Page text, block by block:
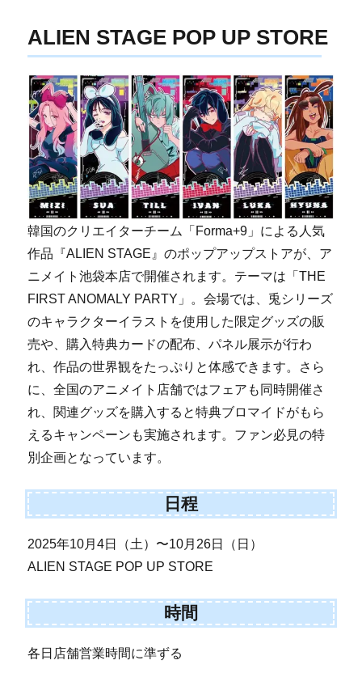
ALIEN STAGE POP UP STORE
韓国のクリエイターチーム「Forma+9」による人気
作品『ALIEN STAGE』のポップアップストアが、ア
ニメイト池袋本店で開催されます。テーマは「THE
FIRST ANOMALY PARTY」。会場では、兎シリーズ
のキャラクターイラストを使用した限定グッズの販
売や、購入特典カードの配布、パネル展示が行わ
れ、作品の世界観をたっぷりと体感できます。さら
に、全国のアニメイト店舗ではフェアも同時開催さ
れ、関連グッズを購入すると特典ブロマイドがもら
えるキャンペーンも実施されます。ファン必見の特
別企画となっています。
日程
2025年10月4日（土）〜10月26日（日）
ALIEN STAGE POP UP STORE
時間
各日店舗営業時間に準ずる